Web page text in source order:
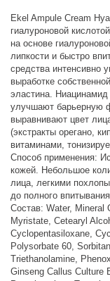
Ekel Ampule Cream
гиалуроновой
на основе
липкости и быстро
средства интенсивно
выработке
эластина. Ниацинамид
улучшают барьерную
выравнивают цвет
(экстракты орегано,
витаминами,
Способ применения:
кожей. Небольшое
лица, легкими
до полного
Состав: Water, Mineral
Myristate, Cetearyl
Cyclopentasiloxane,
Polysorbate 60,
Triethanolamine,
Ginseng Callus Culture